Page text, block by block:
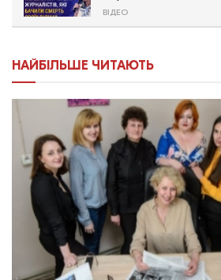
ВІДЕО
НАЙБІЛЬШЕ ЧИТАЮТЬ